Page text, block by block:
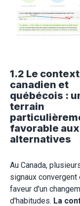
1.2 Le
canadien et
québécois :
terrain
favorable aux
alternatives
Au Canada,
signaux convergent
faveur d'un
d'habitudes. La